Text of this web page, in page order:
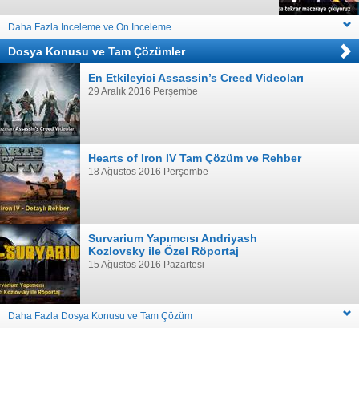
Daha Fazla İnceleme ve Ön İnceleme
Dosya Konusu ve Tam Çözümler
En Etkileyici Assassin’s Creed Videoları
29 Aralık 2016 Perşembe
Hearts of Iron IV Tam Çözüm ve Rehber
18 Ağustos 2016 Perşembe
Survarium Yapımcısı Andriyash
Kozlovsky ile Özel Röportaj
15 Ağustos 2016 Pazartesi
Daha Fazla Dosya Konusu ve Tam Çözüm